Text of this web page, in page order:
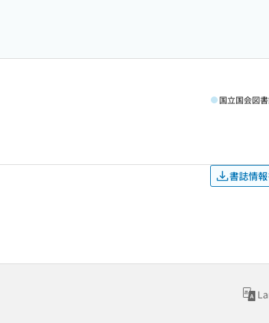
国立国会図
書誌情